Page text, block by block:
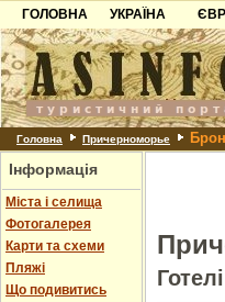
ГОЛОВНА
УКРАЇНА
Карпати
Азов
Причорноморря
Шацьк
Головна Причерноморье
Інформація
Міста і селища
Фотогалерея
Карти та схеми
Пляжі
Що подивитись